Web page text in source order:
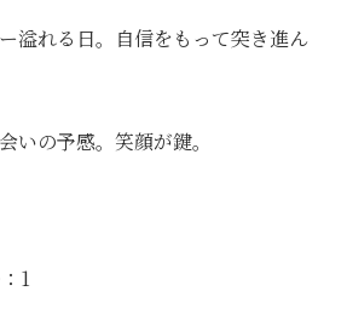
溢れる日。自信をもって突き進ん
いの予感。笑顔が鍵。
：1